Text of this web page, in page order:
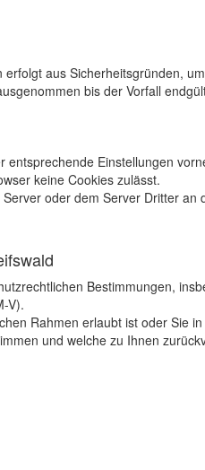
aus Sicherheitsgründen,
bis der Vorfall
Einstellungen
keine Cookies zulässt.
oder dem Server Dritter an
Bestimmungen,
V).
Rahmen erlaubt ist oder Sie
und welche zu Ihnen